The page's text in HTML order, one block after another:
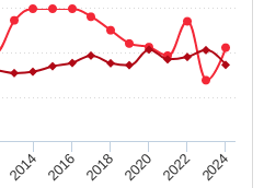
2014 2016 2018 2020 2022 2024